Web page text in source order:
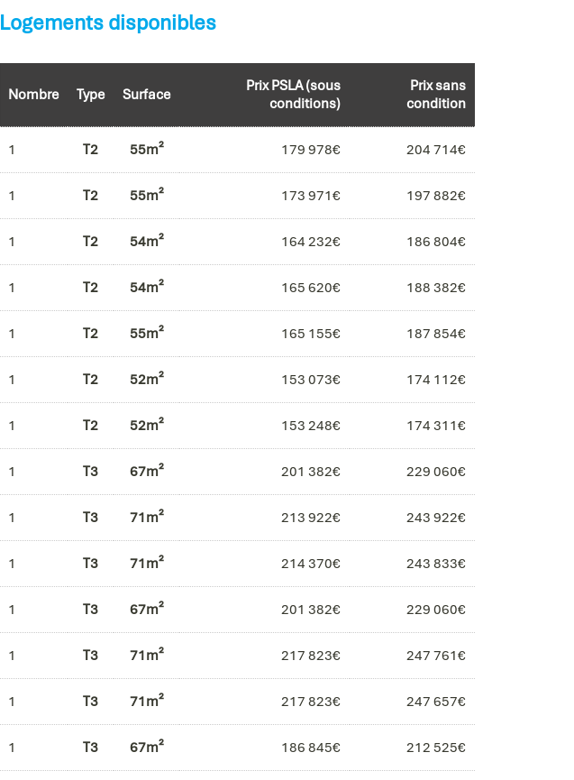
Logements disponibles
Nombre Type Surface
Prix PSLA (sous
conditions)
Prix sans
condition
1 T2 55m² 179 978€ 204 714€
1 T2 55m² 173 971€ 197 882€
1 T2 54m² 164 232€ 186 804€
1 T2 54m² 165 620€ 188 382€
1 T2 55m² 165 155€ 187 854€
1 T2 52m² 153 073€ 174 112€
1 T2 52m² 153 248€ 174 311€
1 T3 67m² 201 382€ 229 060€
1 T3 71m² 213 922€ 243 922€
1 T3 71m² 214 370€ 243 833€
1 T3 67m² 201 382€ 229 060€
1 T3 71m² 217 823€ 247 761€
1 T3 71m² 217 823€ 247 657€
1 T3 67m² 186 845€ 212 525€